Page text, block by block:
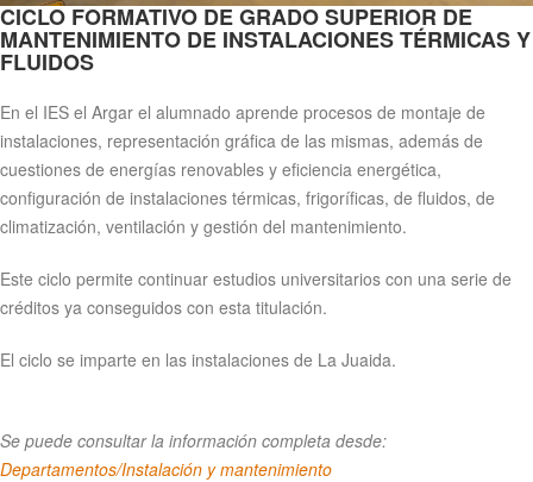
CICLO FORMATIVO DE GRADO SUPERIOR DE
MANTENIMIENTO DE INSTALACIONES TÉRMICAS Y
FLUIDOS
En el IES el Argar el alumnado aprende procesos de montaje de
instalaciones, representación gráfica de las mismas, además de
cuestiones de energías renovables y eficiencia energética,
configuración de instalaciones térmicas, frigoríficas, de fluidos, de
climatización, ventilación y gestión del mantenimiento.
Este ciclo permite continuar estudios universitarios con una serie de
créditos ya conseguidos con esta titulación.
El ciclo se imparte en las instalaciones de La Juaida.
Se puede consultar la información completa desde:
Departamentos/Instalación y mantenimiento